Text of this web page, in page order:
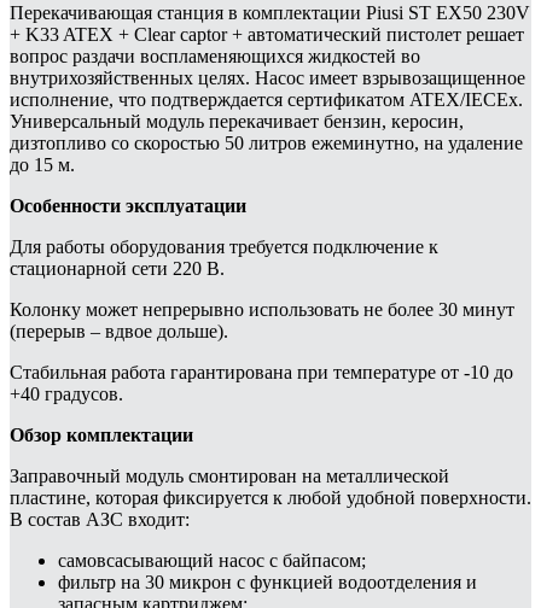
Перекачивающая станция в комплектации Piusi ST EX50 230V
+ K33 ATEX + Clear captor + автоматический пистолет решает
вопрос раздачи воспламеняющихся жидкостей во
внутрихозяйственных целях. Насос имеет взрывозащищенное
исполнение, что подтверждается сертификатом ATEX/IECEx.
Универсальный модуль перекачивает бензин, керосин,
дизтопливо со скоростью 50 литров ежеминутно, на удаление
до 15 м.
Особенности эксплуатации
Для работы оборудования требуется подключение к
стационарной сети 220 В.
Колонку может непрерывно использовать не более 30 минут
(перерыв – вдвое дольше).
Стабильная работа гарантирована при температуре от -10 до
+40 градусов.
Обзор комплектации
Заправочный модуль смонтирован на металлической
пластине, которая фиксируется к любой удобной поверхности.
В состав АЗС входит:
самовсасывающий насос с байпасом;
фильтр на 30 микрон с функцией водоотделения и
запасным картриджем;